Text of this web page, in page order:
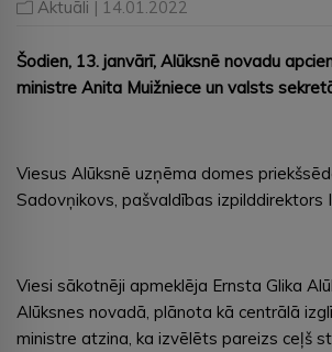
Aktuāli | 14.01.2022
Šodien, 13. janvārī, Alūksnē novadu
ministre Anita Muižniece un valsts
Viesus Alūksnē uzņēma domes
Sadovņikovs, pašvaldības izpilddirektors
Viesi sākotnēji apmeklēja Ernsta Glika
Alūksnes novadā, plānota kā centrālā
ministre atzina, ka izvēlēts pareizs ceļš